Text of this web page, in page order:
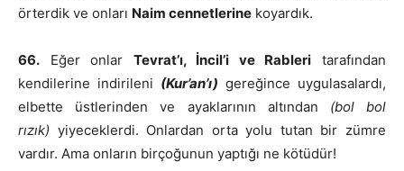
örterdik ve onları Naim cennetlerine koyardık.
66. Eğer onlar Tevrat’ı, İncil’i ve Rableri tarafından
kendilerine indirileni (Kur’an’ı) gereğince uygulasalardı,
elbette üstlerinden ve ayaklarının altından (bol bol
rızık) yiyeceklerdi. Onlardan orta yolu tutan bir zümre
vardır. Ama onların birçoğunun yaptığı ne kötüdür!